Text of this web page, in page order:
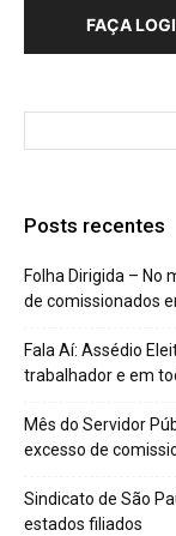
FAÇA
Posts recentes
Folha Dirigida – No
de comissionados
Fala Aí: Assédio
trabalhador e em
Mês do Servidor
excesso de
Sindicato de São
estados filiados